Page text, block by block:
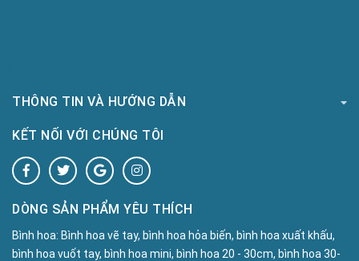
THÔNG TIN VÀ HƯỚNG DẪN
KẾT NỐI VỚI CHÚNG TÔI
DÒNG SẢN PHẨM YÊU THÍCH
Bình hoa: Bình hoa vẽ tay, bình hoa hỏa biến, bình hoa xuất khấu,
bình hoa vuốt tay, bình hoa mini, bình hoa 20 - 30cm, bình hoa 30-